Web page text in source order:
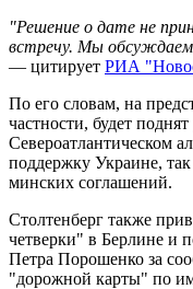
"Решение о дате не
встречу. Мы обсуждаем
— цитирует РИА
По его словам, на
частности, будет
Североатлантическом
поддержку Украине,
минских соглашений.
Столтенберг также
четверки" в Берлине и
Петра Порошенко за
"дорожной карты" по